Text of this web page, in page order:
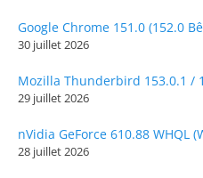
Google Chrome 151.0 (152.0
30 juillet 2026
Mozilla Thunderbird 153.0.1 /
29 juillet 2026
nVidia GeForce 610.88 WHQL
28 juillet 2026